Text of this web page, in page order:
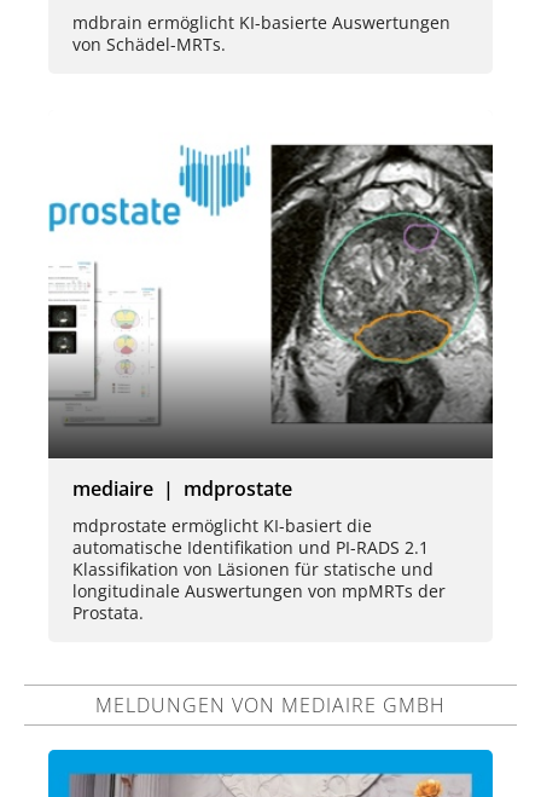
mdbrain ermöglicht KI-basierte Auswertungen
von Schädel-MRTs.
mediaire | mdprostate
mdprostate ermöglicht KI-basiert die
automatische Identifikation und PI-RADS 2.1
Klassifikation von Läsionen für statische und
longitudinale Auswertungen von mpMRTs der
Prostata.
MELDUNGEN VON MEDIAIRE GMBH